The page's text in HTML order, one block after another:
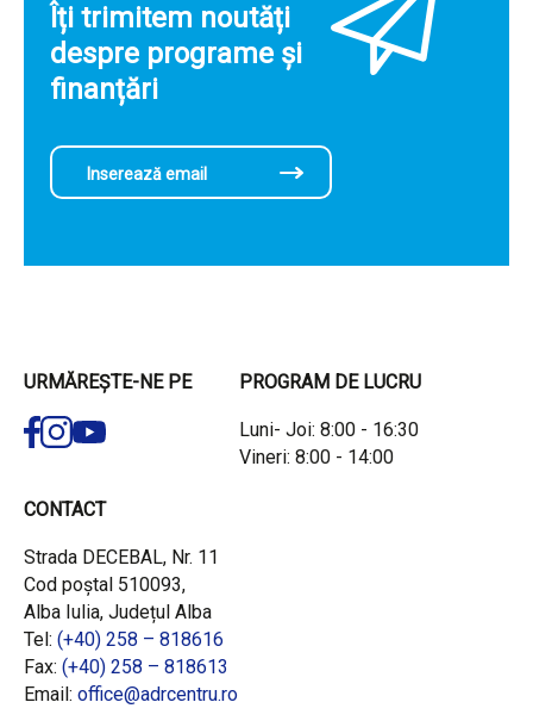
Îți trimitem noutăți
despre programe și
finanțări
URMĂREȘTE-NE PE PROGRAM DE LUCRU
Luni- Joi: 8:00 - 16:30
Vineri: 8:00 - 14:00
CONTACT
Strada DECEBAL, Nr. 11
Cod poștal 510093,
Alba Iulia, Județul Alba
Tel: (+40) 258 – 818616
Fax: (+40) 258 – 818613
Email: office@adrcentru.ro